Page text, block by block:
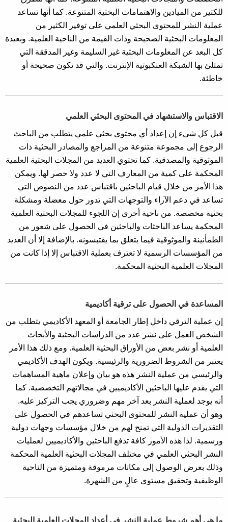
للكثير من الميادين والاهتمامات البحثية المتنوعة. كما أنها تساعد
عملية النشر للمحتوى البحثي العلمي على توفير الكثير من
المعلومات البحثية الصحيحة وذات القيمة من الناحية العلمية. وبعيدة
كل البعد عن المعلومات البحثية غير السليمة وغير المدققة التي
تمتلئ بها الشبكة العنكبوتية الإنترنت. والتي قد تكون صحيحة أو
خاطئة.
الاقتباس والاستشهاد في المحتوى البحثي العلمي
قبل كل شيء إن إعداد أي محتوى بحثي علمي يتطلب من الباحث
الرجوع إلى مجموعة متنوعة من المراجع والمصادر البحثية ذات
الموثوقية والمصدقية. كما تحتوي العديد من المجلات البحثية العلمية
المحكمة على كمية من المعارف التي لا عدد ولا حصر لها. ويمكن
هذا الأمر من خلال قيام الباحثين باقتباس عدد من النصوص التي
تساعد في دعم الآراء والتوجهات التي تدور حول معضلة ومشكلة
بحثية مخصصة. من ناحية أخرى إن اللجوء للمجلات البحثية العلمية
المحكمة يساعد الباحثات والباحثين في الحصول على شعور من
الطمأنينة والموثوقية فيما يتعلق بما يقتبسونه. بالإضافة إلا أن العديد
من المؤسسات الرسمية لا تعترف بعملية الاقتباس إلا إذا كانت من
المجلات العلمية البحثية المحكمة.
المساعدة في الحصول على ترقية أكاديمية
إن عملية الترقي داخل إطار الجامعة أو المعهد الأكاديمي يتطلب من
الشخص العمل على نشر عدد من الدراسات البحثية والأبحاث
العلمية أو نشر بعض من الأوراق البحثية العلمية. ومع ذلك هذا الأمر
يعتبر من الشروط الضرورية والرئيسية. ويكون الهدف الأكاديمي
والرئيسي من عملية النشر هذه هو بيان وإعلان ماهية المساهمات
التي يقدم عليها الباحثين الأكاديميين في مجالاتهم التخصصية. كما
أنه يوجد لعملية النشر بعد آخر مهم وضروري يجب التركيز عليه.
وهو أن عملية النشر للمحتوى البحثي تساعدهم في الحصول على
التقديرات الدولية التي تمنح لهم من خلال مؤسسات وجهات دولية
ورسمية. لذا هذه الأمور كافة تدفع الباحثين والأكاديميين لعمليات
النشر البحثي العلمي في مختلف المجلات البحثية العلمية المحكمة
وذلك بغرض الوصول إلى مكانات مرموقة ومتميزة من الناحية
الوظيفية وتحقيق مستوى عالٍ من الشهرة.